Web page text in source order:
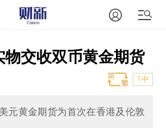
物交收双币黄金期货
T中
元黄金期货为首次在香港及伦敦